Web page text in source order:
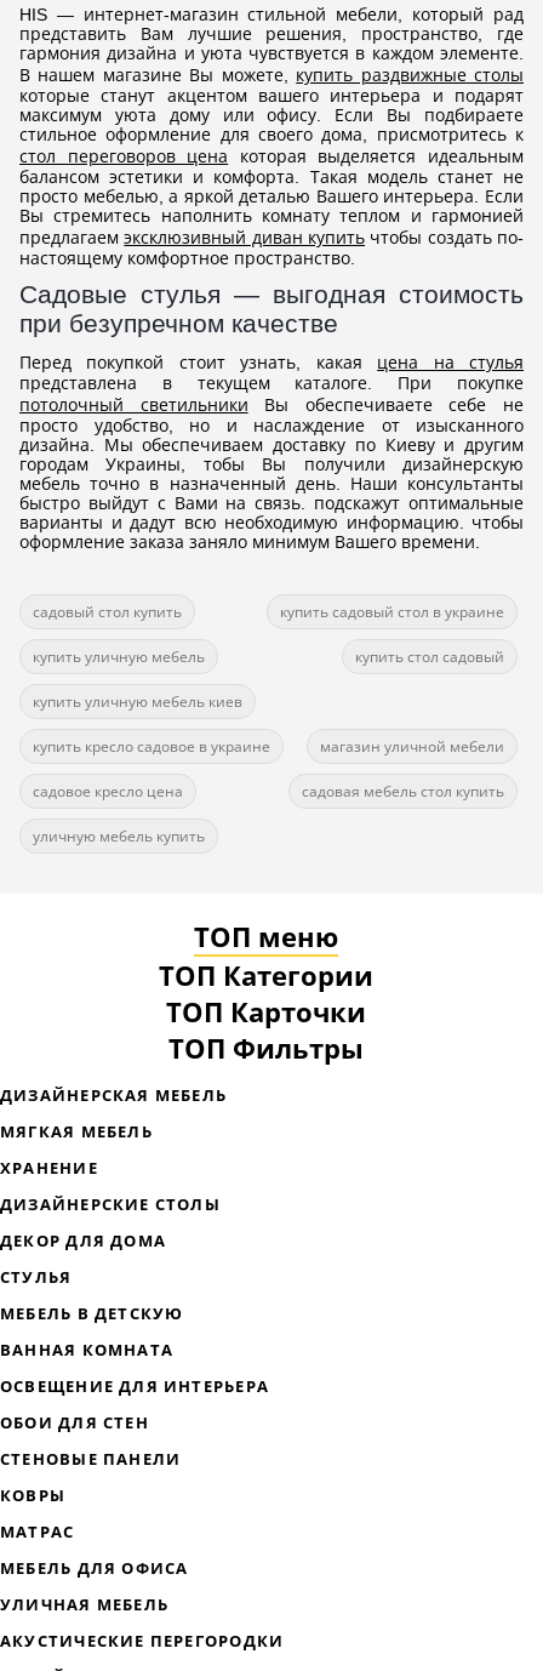
HIS — интернет-магазин стильной мебели, который рад
представить Вам лучшие решения, пространство, где
гармония дизайна и уюта чувствуется в каждом элементе.
В нашем магазине Вы можете, купить раздвижные столы
которые станут акцентом вашего интерьера и подарят
максимум уюта дому или офису. Если Вы подбираете
стильное оформление для своего дома, присмотритесь к
стол переговоров цена которая выделяется идеальным
балансом эстетики и комфорта. Такая модель станет не
просто мебелью, а яркой деталью Вашего интерьера. Если
Вы стремитесь наполнить комнату теплом и гармонией
предлагаемэксклюзивный диван купить чтобы создать по-
настоящему комфортное пространство.
Садовые стулья — выгодная стоимость
при безупречном качестве
Перед покупкой стоит узнать, какая цена на стулья
представлена в текущем каталоге. При покупке
потолочный светильники Вы обеспечиваете себе не
просто удобство, но и наслаждение от изысканного
дизайна. Мы обеспечиваем доставку по Киеву и другим
городам Украины, тобы Вы получили дизайнерскую
мебель точно в назначенный день. Наши консультанты
быстро выйдут с Вами на связь. подскажут оптимальные
варианты и дадут всю необходимую информацию. чтобы
оформление заказа заняло минимум Вашего времени.
садовый стол купить купить садовый стол в украине
купить уличную мебель купить стол садовый
купить уличную мебель киев
купить кресло садовое в украине магазин уличной мебели
садовое кресло цена садовая мебель стол купить
уличную мебель купить
ТОП меню
ТОП Категории
ТОП Карточки
ТОП Фильтры